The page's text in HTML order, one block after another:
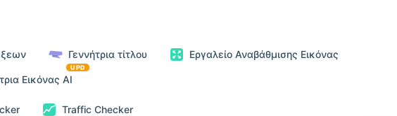
Γεννήτρια τίτλου Εργαλείο Αναβάθμισης Εικόνας
Εικόνας AI
UPD
Traffic Checker